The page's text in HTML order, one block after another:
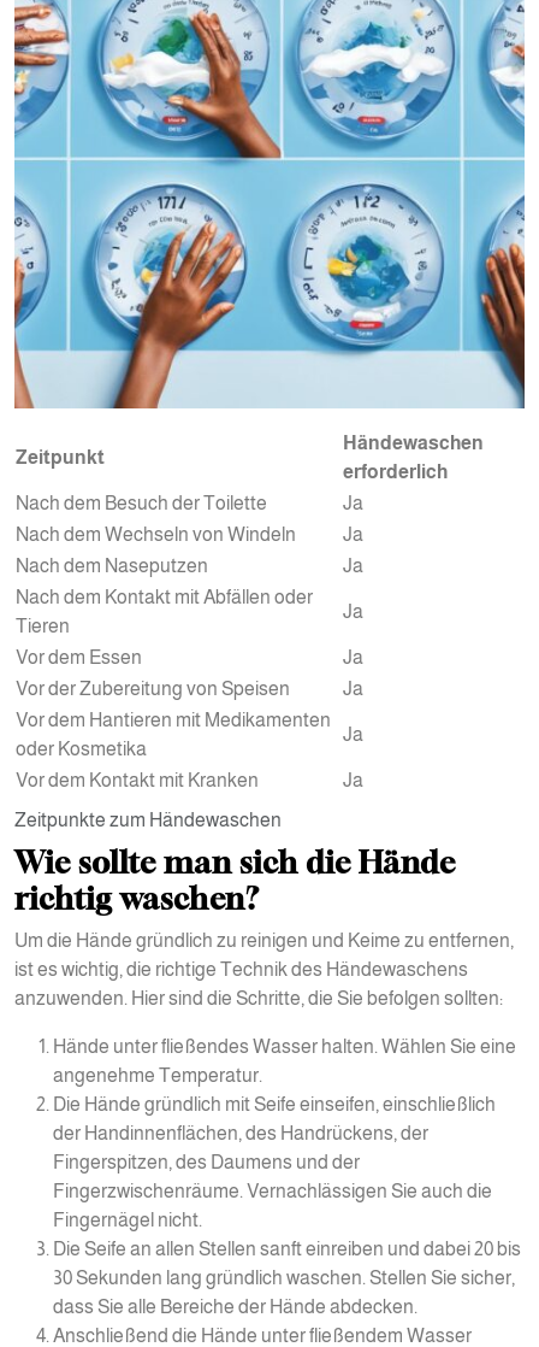
Zeitpunkte zum Händewaschen
Zeitpunkt
Händewaschen
erforderlich
Nach dem Besuch der Toilette
Ja
Nach dem Wechseln von Windeln
Ja
Nach dem Naseputzen
Ja
Nach dem Kontakt mit Abfällen oder
Tieren
Ja
Vor dem Essen
Ja
Vor der Zubereitung von Speisen
Ja
Vor dem Hantieren mit Medikamenten
oder Kosmetika
Ja
Vor dem Kontakt mit Kranken Ja
Wie sollte man sich die Hände
richtig waschen?
Um die Hände gründlich zu reinigen und Keime zu entfernen,
ist es wichtig, die richtige Technik des Händewaschens
anzuwenden. Hier sind die Schritte, die Sie befolgen sollten:
Hände unter fließendes Wasser halten. Wählen Sie eine
angenehme Temperatur.
Die Hände gründlich mit Seife einseifen, einschließlich
der Handinnenflächen, des Handrückens, der
Fingerspitzen, des Daumens und der
Fingerzwischenräume. Vernachlässigen Sie auch die
Fingernägel nicht.
Die Seife an allen Stellen sanft einreiben und dabei 20 bis
30 Sekunden lang gründlich waschen. Stellen Sie sicher,
dass Sie alle Bereiche der Hände abdecken.
Anschließend die Hände unter fließendem Wasser